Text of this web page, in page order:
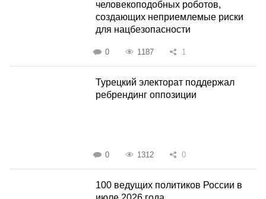
человекоподобных роботов,
создающих неприемлемые риски
для нацбезопасности
0 1187 1
Турецкий электорат поддержал
ребрендинг оппозиции
0 1312 0
100 ведущих политиков России в